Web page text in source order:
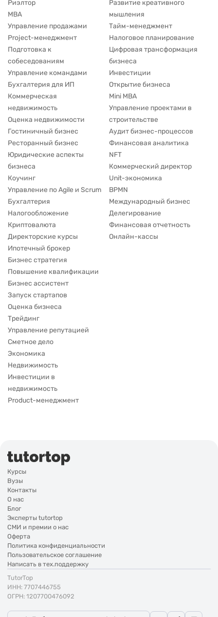
Риэлтор
MBA
Управление продажами
Project-менеджмент
Подготовка к
собеседованиям
Управление командами
Бухгалтерия для ИП
Коммерческая
недвижимость
Оценка недвижимости
Гостиничный бизнес
Ресторанный бизнес
Юридические аспекты
бизнеса
Коучинг
Управление по Agile и Scrum
Бухгалтерия
Налогообложение
Криптовалюта
Директорские курсы
Ипотечный брокер
Бизнес стратегия
Повышение квалификации
Бизнес ассистент
Запуск стартапов
Оценка бизнеса
Трейдинг
Управление репутацией
Сметное дело
Экономика
Недвижимость
Инвестиции в
недвижимость
Product-менеджмент
Развитие креативного
мышления
Тайм-менеджмент
Налоговое планирование
Цифровая трансформация
бизнеса
Инвестиции
Открытие бизнеса
Mini MBA
Управление проектами в
строительстве
Аудит бизнес-процессов
Финансовая аналитика
NFT
Коммерческий директор
Unit-экономика
BPMN
Международный бизнес
Делегирование
Финансовая отчетность
Онлайн-кассы
Курсы
Вузы
Контакты
О нас
Блог
Эксперты tutortop
СМИ и премии о нас
Оферта
Политика конфиденциальности
Пользовательское соглашение
Написать в тех.поддержку
TutorTop
ИНН: 7707446755
ОГРН: 1207700476092